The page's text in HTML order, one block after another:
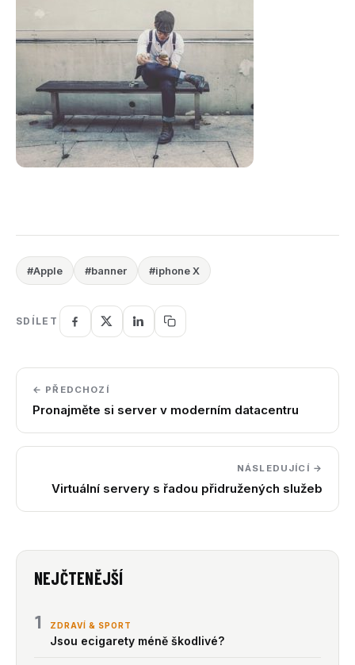
#Apple #banner #iphone X
SDÍLET
← PŘEDCHOZÍ
Pronajměte si server v moderním datacentru
NÁSLEDUJÍCÍ →
Virtuální servery s řadou přidružených služeb
NEJČTENĚJŠÍ
1 ZDRAVÍ & SPORT
Jsou ecigarety méně škodlivé?